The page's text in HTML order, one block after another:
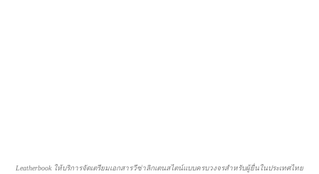
Leatherbook ให้บริการจัดเตรียมเอกสารวีซ่าลิกเตนสไตน์แบบครบวงจรสำหรับผู้ยื่นในประเทศไทย